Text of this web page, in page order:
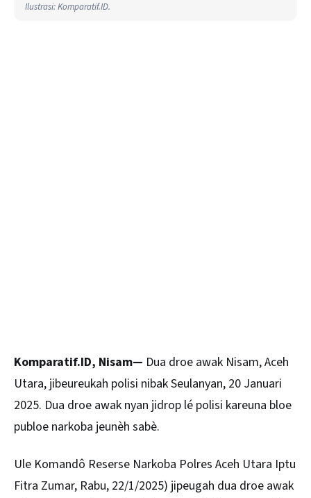
Ilustrasi: Komparatif.ID.
Komparatif.ID, Nisam— Dua droe awak Nisam,Aceh
Utara, jibeureukah polisi nibak Seulanyan, 20 Januari
2025. Dua droe awak nyan jidrop lé polisi kareuna bloe
publoe narkoba jeunèh sabè.
Ule Komandô Reserse Narkoba Polres Aceh Utara Iptu
Fitra Zumar, Rabu, 22/1/2025) jipeugah dua droe awak